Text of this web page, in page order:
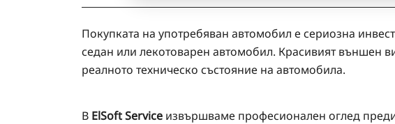
Покупката на употребяван автомобил е сериозна
седан или лекотоварен автомобил. Красивият външен
реалното техническо състояние на автомобила.
В ElSoft Service извършваме професионален оглед